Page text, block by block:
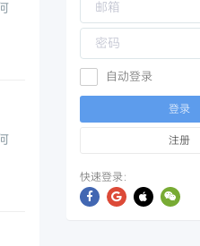
自动登录
登录
注册
快速登录：